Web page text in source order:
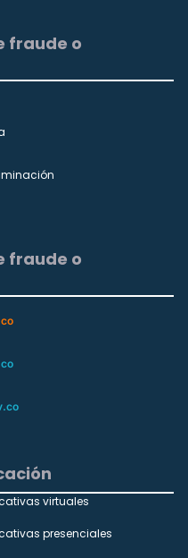
fraude o
fraude o
virtuales
presenciales